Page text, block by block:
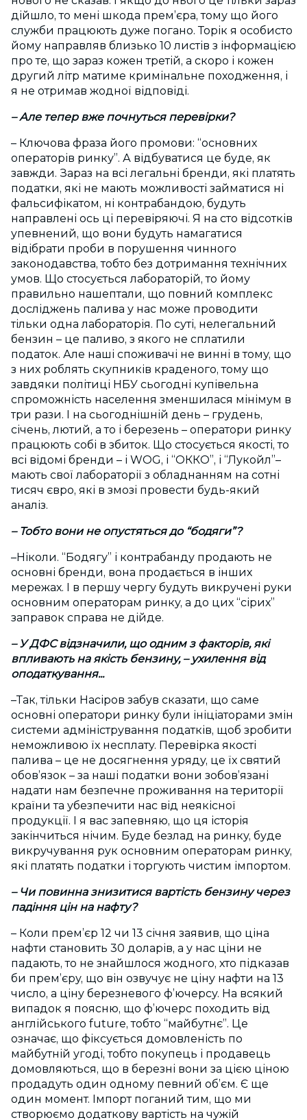
дійшло, то мені шкода прем’єра, тому що його
служби працюють дуже погано. Торік я особисто
йому направляв близько 10 листів з інформацією
про те, що зараз кожен третій, а скоро і кожен
другий літр матиме кримінальне походження, і
я не отримав жодної відповіді.
– Але тепер вже почнуться перевірки?
– Ключова фраза його промови: “основних
операторів ринку”. А відбуватися це буде, як
завжди. Зараз на всі легальні бренди, які платять
податки, які не мають можливості займатися ні
фальсифікатом, ні контрабандою, будуть
направлені ось ці перевіряючі. Я на сто відсотків
упевнений, що вони будуть намагатися
відібрати проби в порушення чинного
законодавства, тобто без дотримання технічних
умов. Що стосується лабораторій, то йому
правильно нашептали, що повний комплекс
досліджень палива у нас може проводити
тільки одна лабораторія. По суті, нелегальний
бензин – це паливо, з якого не сплатили
податок. Але наші споживачі не винні в тому, що
з них роблять скупників краденого, тому що
завдяки політиці НБУ сьогодні купівельна
спроможність населення зменшилася мінімум в
три рази. І на сьогоднішній день – грудень,
січень, лютий, а то і березень – оператори ринку
працюють собі в збиток. Що стосується якості, то
всі відомі бренди – і WOG, і “ОККО”, і “Лукойл”–
мають свої лабораторії з обладнанням на сотні
тисяч євро, які в змозі провести будь-який
аналіз.
– Тобто вони не опустяться до “бодяги”?
–Ніколи. “Бодягу” і контрабанду продають не
основні бренди, вона продається в інших
мережах. І в першу чергу будуть викручені руки
основним операторам ринку, а до цих “сірих”
заправок справа не дійде.
– У ДФС відзначили, що одним з факторів, які
впливають на якість бензину, – ухилення від
оподаткування...
–Так, тільки Насіров забув ска­зати, що саме
основні оператори ринку були ініціаторами змін
системи адміністрування податків, щоб зробити
неможливою їх несплату. Перевірка якості
палива – це не досягнення уряду, це їх святий
обов’язок – за наші податки вони зобов’язані
надати нам безпечне проживання на території
країни та убезпечити нас від неякісної
продукції. І я вас запевняю, що ця історія
закінчиться нічим. Буде безлад на ринку, буде
викручування рук основним операторам ринку,
які платять податки і торгують чистим імпортом.
– Чи повинна знизитися вартість бензину через
падіння цін на нафту?
– Коли прем’єр 12 чи 13 січня заявив, що ціна
нафти становить 30 доларів, а у нас ціни не
падають, то не знайшлося жодного, хто підказав
би прем’єру, що він озвучує не ціну нафти на 13
число, а ціну березневого ф’ючерсу. На всякий
випадок я поясню, що ф’ючерс походить від
англійського future, тобто “майбутнє”. Це
означає, що фіксується домовленість по
майбутній угоді, тобто покупець і продавець
домовляються, що в березні вони за цією ціною
продадуть один одному певний об’єм. Є ще
один момент. Імпорт поганий тим, що ми
створюємо додаткову вартість на чужій